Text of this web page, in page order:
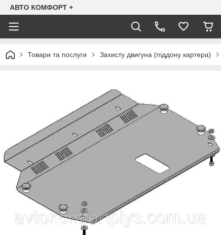
АВТО КОМФОРТ +
Товари та послуги Захисту двигуна (піддону картера)